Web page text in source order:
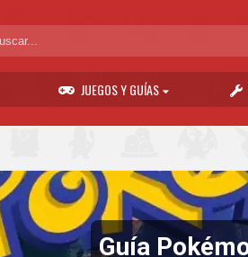
JUEGOS Y GUÍAS
Guía